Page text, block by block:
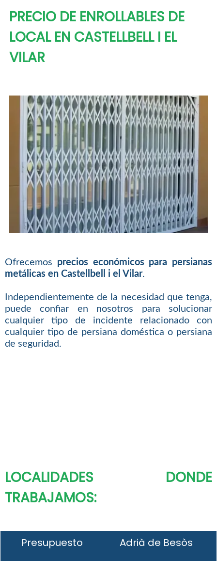
PRECIO DE ENROLLABLES DE
LOCAL EN CASTELLBELL I EL
VILAR
Ofrecemos precios económicos para persianas
metálicas en Castellbell i el Vilar.
Independientemente de la necesidad que tenga,
puede confiar en nosotros para solucionar
cualquier tipo de incidente relacionado con
cualquier tipo de persiana doméstica o persiana
de seguridad.
LOCALIDADES DONDE
TRABAJAMOS:
Presupuesto
Adrià de Besòs